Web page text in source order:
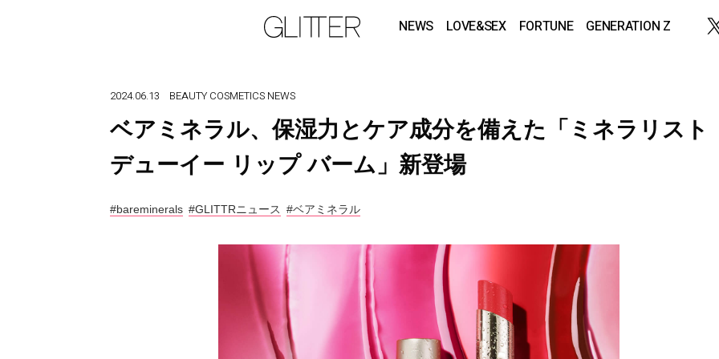
NEWS LOVE&SEX FORTUNE GENERATION Z
2024.06.13 BEAUTY COSMETICS NEWS
ベアミネラル、保湿力とケア成分を備えた「ミネラリスト
デューイー リップ バーム」新登場
#bareminerals #GLITTRニュース #ベアミネラル